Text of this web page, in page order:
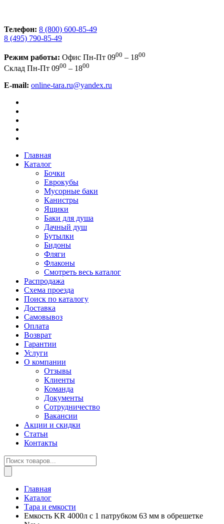
Телефон: 8 (800) 600-85-49
8 (495) 790-85-49
Режим работы: Офис Пн-Пт 0900 – 1800
Склад Пн-Пт 0900 – 1800
E-mail: online-tara.ru@yandex.ru
Главная
Каталог
Бочки
Еврокубы
Мусорные баки
Канистры
Ящики
Баки для душа
Дачный душ
Бутылки
Бидоны
Фляги
Флаконы
Смотреть весь каталог
Распродажа
Схема проезда
Поиск по каталогу
Доставка
Самовывоз
Оплата
Возврат
Гарантии
Услуги
О компании
Отзывы
Клиенты
Команда
Документы
Сотрудничество
Вакансии
Акции и скидки
Статьи
Контакты
Поиск
товаров
Главная
Каталог
Тара и емкости
Емкость KR 4000л с 1 патрубком 63 мм в обрешетке